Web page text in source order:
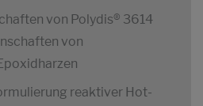
von Polydis® 3614
von
reaktiver Hot-